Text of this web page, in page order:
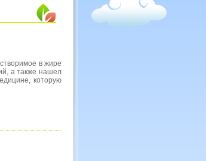
в жире
а также нашел
которую